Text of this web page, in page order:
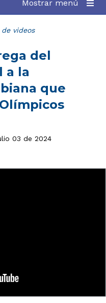
Mostrar menú
de videos
del
a la
que
03 de 2024